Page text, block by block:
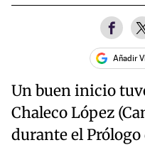
Añadir
Un buen inicio
Chaleco López
durante el